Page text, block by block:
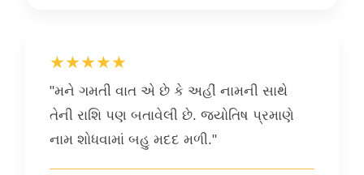
★★★★★
"મને ગમતી વાત એ છે કે અહીં નામની સાથે
તેની રાશિ પણ બતાવેલી છે. જ્યોતિષ પ્રમાણે
નામ શોધવામાં બહુ મદદ મળી."